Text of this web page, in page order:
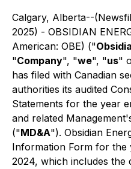
Calgary, Alberta--
2025) - OBSIDIAN
American: OBE) ("
"Company", "we", "us"
has filed with Canadian
authorities its audited
Statements for the year
and related
("MD&A"). Obsidian
Information Form for the
2024, which includes the